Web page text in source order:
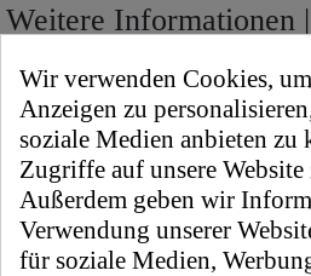
Weitere Informationen
Bezeichnung
10610010-40
Stufe
Preis
6,00 €
inkl. MwSt.|
Wir verwenden Cookies,
Anzeigen zu
soziale Medien anbieten zu
Zugriffe auf unsere Website
Außerdem geben wir
Verwendung unserer
für soziale Medien,